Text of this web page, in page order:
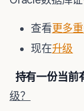
查看更多
现在升级
持有一份当前
级？